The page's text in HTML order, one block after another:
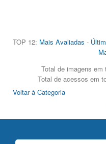
TOP 12: Mais Avaliadas -
Total de imagens
Total de acessos em
Voltar à Categoria